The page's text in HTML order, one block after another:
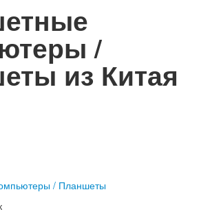
/
из Китая
/ Планшеты